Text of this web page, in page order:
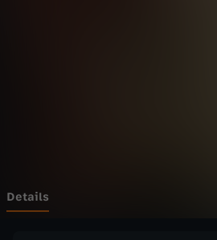
P
Details